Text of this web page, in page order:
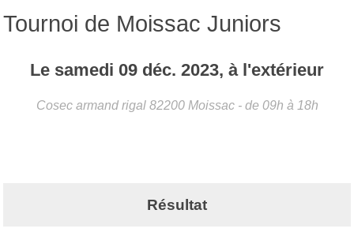
Tournoi de Moissac Juniors
Le samedi 09 déc. 2023, à l'extérieur
Cosec armand rigal 82200 Moissac - de 09h à 18h
Résultat